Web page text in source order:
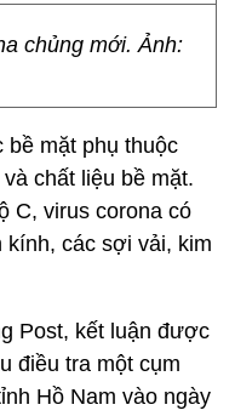
chủng mới. Ảnh:
bề mặt phụ thuộc
chất liệu bề mặt.
C, virus corona có
kính, các sợi vải, kim
Post, kết luận được
điều tra một cụm
Hồ Nam vào ngày